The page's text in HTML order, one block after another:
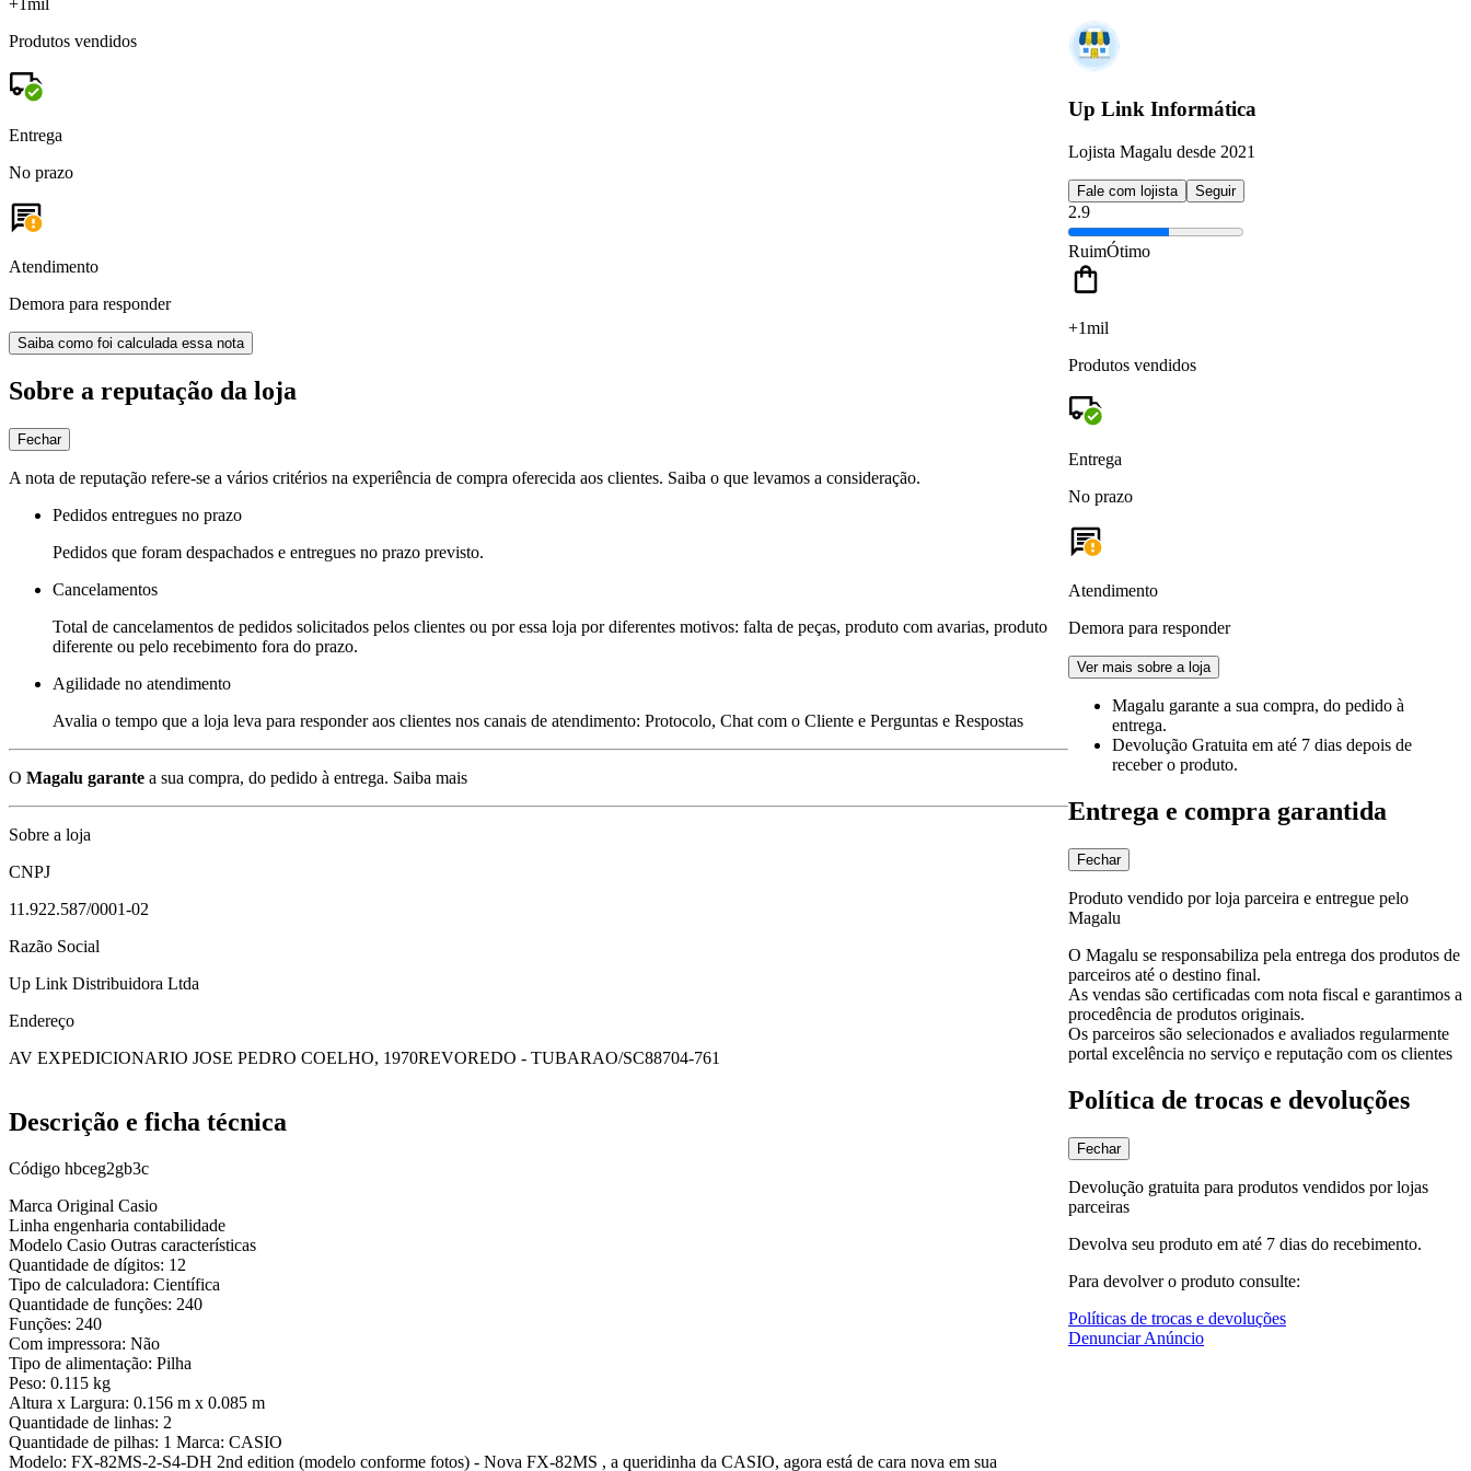
+1mil
Produtos vendidos
Entrega
No prazo
Atendimento
Demora para responder
Saiba como foi calculada essa nota
Sobre a reputação da loja
Fechar
A nota de reputação refere-se a vários critérios na experiência de compra oferecida aos clientes. Saiba o que levamos a consideração.
Pedidos entregues no prazo
Pedidos que foram despachados e entregues no prazo previsto.
Cancelamentos
Total de cancelamentos de pedidos solicitados pelos clientes ou por essa loja por diferentes motivos: falta de peças, produto com avarias, produto
diferente ou pelo recebimento fora do prazo.
Agilidade no atendimento
Avalia o tempo que a loja leva para responder aos clientes nos canais de atendimento: Protocolo, Chat com o Cliente e Perguntas e Respostas
O Magalu garante a sua compra, do pedido à entrega. Saiba mais
Sobre a loja
CNPJ
11.922.587/0001-02
Razão Social
Up Link Distribuidora Ltda
Endereço
AV EXPEDICIONARIO JOSE PEDRO COELHO, 1970REVOREDO - TUBARAO/SC88704-761
Up Link Informática
Lojista Magalu desde 2021
Fale com lojista Seguir
2.9
RuimÓtimo
+1mil
Produtos vendidos
Entrega
No prazo
Atendimento
Demora para responder
Ver mais sobre a loja
Magalu garante a sua compra, do pedido à
entrega.
Devolução Gratuita em até 7 dias depois de
receber o produto.
Entrega e compra garantida
Fechar
Produto vendido por loja parceira e entregue pelo
Magalu
O Magalu se responsabiliza pela entrega dos produtos de
parceiros até o destino final.
As vendas são certificadas com nota fiscal e garantimos a
procedência de produtos originais.
Os parceiros são selecionados e avaliados regularmente
portal excelência no serviço e reputação com os clientes
Política de trocas e devoluções
Fechar
Devolução gratuita para produtos vendidos por lojas
parceiras
Devolva seu produto em até 7 dias do recebimento.
Para devolver o produto consulte:
Políticas de trocas e devoluções
Denunciar Anúncio
Descrição e ficha técnica
Código hbceg2gb3c
Marca Original Casio
Linha engenharia contabilidade
Modelo Casio Outras características
Quantidade de dígitos: 12
Tipo de calculadora: Científica
Quantidade de funções: 240
Funções: 240
Com impressora: Não
Tipo de alimentação: Pilha
Peso: 0.115 kg
Altura x Largura: 0.156 m x 0.085 m
Quantidade de linhas: 2
Quantidade de pilhas: 1 Marca: CASIO
Modelo: FX-82MS-2-S4-DH 2nd edition (modelo conforme fotos) - Nova FX-82MS , a queridinha da CASIO, agora está de cara nova em sua